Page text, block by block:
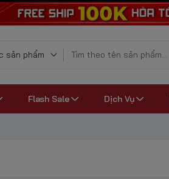
Flash Sale Dịch Vụ